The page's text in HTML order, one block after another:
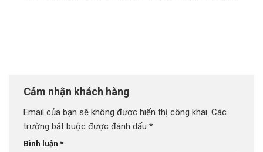
Cảm nhận khách hàng
Email của bạn sẽ không được hiển thị công khai. Các
trường bắt buộc được đánh dấu *
Bình luận *